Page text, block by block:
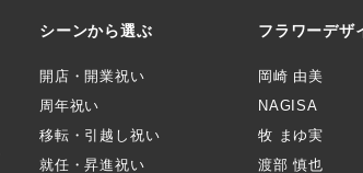
シーンから選ぶ
開店・開業祝い
周年祝い
移転・引越し祝い
就任・昇進祝い
フラワーデザ
岡崎 由美
NAGISA
牧 まゆ実
渡部 慎也